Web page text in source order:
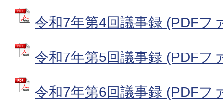
令和7年第4回議事録 (PDFフ
令和7年第5回議事録 (PDFフ
令和7年第6回議事録 (PDFフ